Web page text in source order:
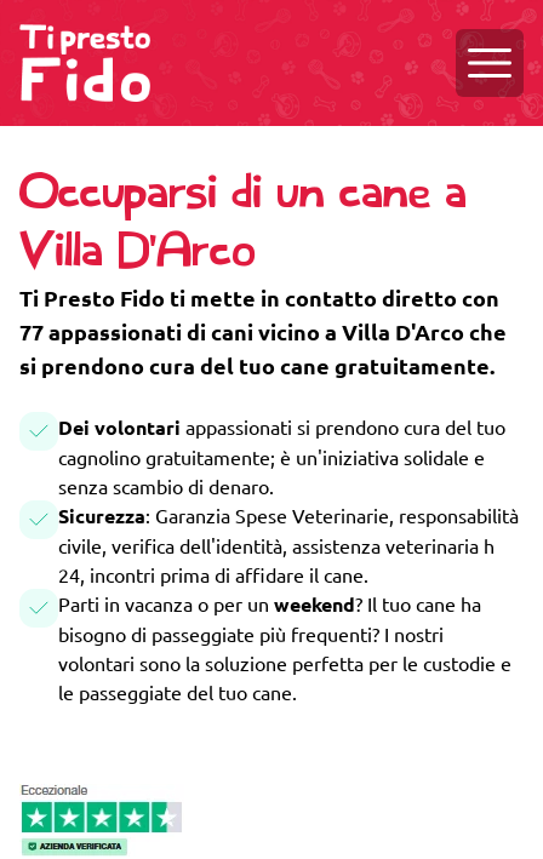
Occuparsi di un cane a
Villa D'Arco
Ti Presto Fido ti mette in contatto diretto con
77 appassionati di cani vicino a Villa D'Arco che
si prendono cura del tuo cane gratuitamente.
Dei volontari appassionati si prendono cura del tuo
cagnolino gratuitamente; è un'iniziativa solidale e
senza scambio di denaro.
Sicurezza: Garanzia Spese Veterinarie, responsabilità
civile, verifica dell'identità, assistenza veterinaria h
24, incontri prima di affidare il cane.
Parti in vacanza o per un weekend? Il tuo cane ha
bisogno di passeggiate più frequenti? I nostri
volontari sono la soluzione perfetta per le custodie e
le passeggiate del tuo cane.